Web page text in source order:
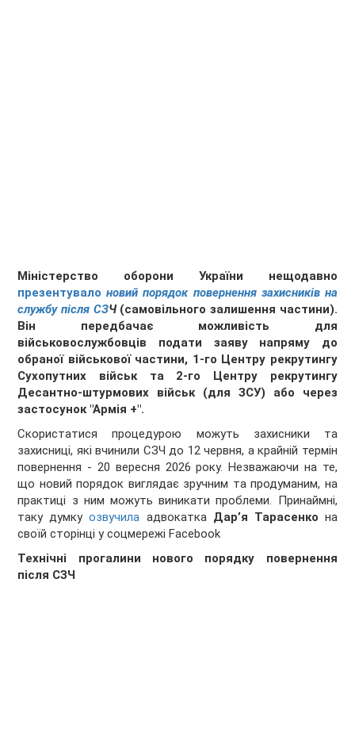
Міністерство оборони України нещодавно
презентувалоновий порядок повернення захисників на
службу після СЗЧ(самовільного залишення частини).
Він передбачає можливість для
військовослужбовців подати заяву напряму до
обраної військової частини, 1-го Центру рекрутингу
Сухопутних військ та 2-го Центру рекрутингу
Десантно-штурмових військ (для ЗСУ) або через
застосунок "Армія +".
Скористатися процедурою можуть захисники та
захисниці, які вчинили СЗЧ до 12 червня, а крайній термін
повернення - 20 вересня 2026 року. Незважаючи на те,
що новий порядок виглядає зручним та продуманим, на
практиці з ним можуть виникати проблеми. Принаймні,
таку думкуозвучила адвокаткаДар’я Тарасенко на
своїй сторінці у соцмережі Facebook
Технічні прогалини нового порядку повернення
після СЗЧ